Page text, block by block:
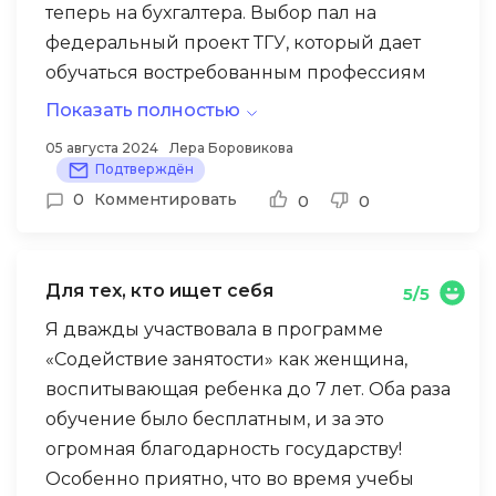
раньше. Благодаря университету
«Содействие занятости ТГУ» я, как человек
не опытный, открыла для себя новые
горизонты.
новых возможностей и хотите изменить
свою жизнь, я настоятельно рекомендую
главу в своей истории.
привлекательна, однако на практике она
оказалась нереализуемой для
большинства соискателей. Очень жаль,
что такой полезный проект столкнулся с
теперь на бухгалтера. Выбор пал на
федеральный проект ТГУ, который дает
обучаться востребованным профессиям
бесплатно.
Процесс регистрации на портале занял
некоторое время из-за периодических
сбоев системы. Однако, проявив
позволило совмещать учебу с другими
делами.
Занятия были насыщенными и
информативными. Преподаватель
доступно объяснял сложные темы, а
общение с однокурсниками в чате
Показать полностью
05 августа 2024
Лера Боровикова
Подтверждён
0 Комментировать 0 0
Для тех, кто ищет себя
5/5
Я дважды участвовала в программе
«Содействие занятости» как женщина,
воспитывающая ребенка до 7 лет. Оба раза
обучение было бесплатным, и за это
огромная благодарность государству!
Особенно приятно, что во время учебы